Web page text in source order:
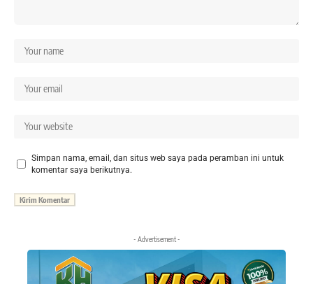
Simpan nama, email, dan situs web saya pada peramban ini untuk
komentar saya berikutnya.
- Advertisement -